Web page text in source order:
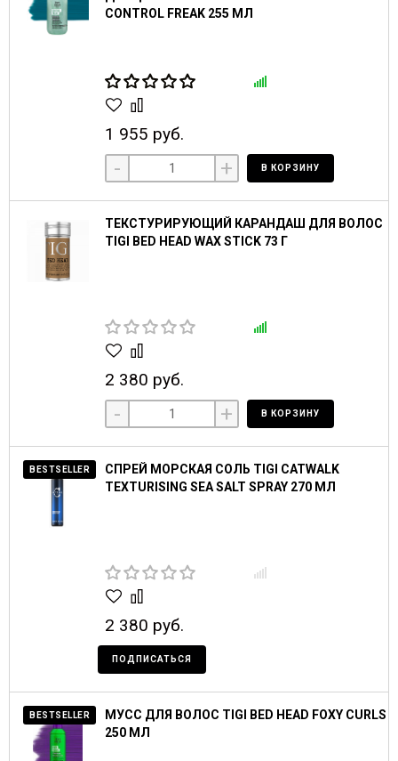
CONTROL FREAK 255 МЛ
1 955 руб.
- + В КОРЗИНУ
ТЕКСТУРИРУЮЩИЙ КАРАНДАШ ДЛЯ ВОЛОС
TIGI BED HEAD WAX STICK 73 Г
2 380 руб.
- + В КОРЗИНУ
BESTSELLER
СПРЕЙ МОРСКАЯ СОЛЬ TIGI CATWALK
TEXTURISING SEA SALT SPRAY 270 МЛ
2 380 руб.
ПОДПИСАТЬСЯ
BESTSELLER
МУСС ДЛЯ ВОЛОС TIGI BED HEAD FOXY CURLS
250 МЛ